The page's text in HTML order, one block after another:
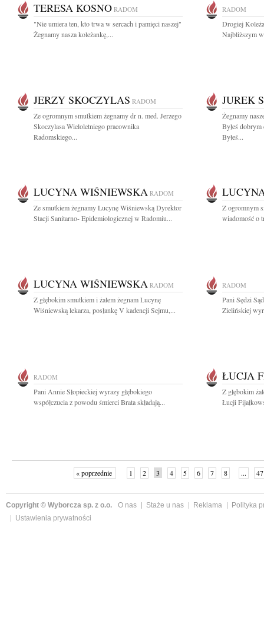
TERESA KOSNO RADOM
"Nie umiera ten, kto trwa w sercach i pamięci naszej"
Żegnamy nasza koleżankę,...
RADOM
Drogiej
Najbliższym
JERZY SKOCZYLAS RADOM
Ze ogromnym smutkiem żegnamy dr n. med. Jerzego
Skoczylasa Wieloletniego pracownika
Radomskiego...
JUREK
Żegnamy
Byłeś
Byłeś...
LUCYNA WIŚNIEWSKA RADOM
Ze smutkiem żegnamy Lucynę Wiśniewską Dyrektor
Stacji Sanitarno- Epidemiologicznej w Radomiu...
Z ogromnym
wiadomość o
LUCYNA WIŚNIEWSKA RADOM
Z głębokim smutkiem i żalem żegnam Lucynę
Wiśniewską lekarza, posłankę V kadencji Sejmu,...
RADOM
Pani Sędzi
Zielińskiej
RADOM
Pani Annie Słopieckiej wyrazy głębokiego
współczucia z powodu śmierci Brata składają...
ŁUCJA
Z głębokim
Łucji
« poprzednie 1 2 3 4 5 6 7 8 ... 47
Copyright © Wyborcza sp. z o.o. O nas Staże u nas Reklama
Polityka
Ustawienia prywatności